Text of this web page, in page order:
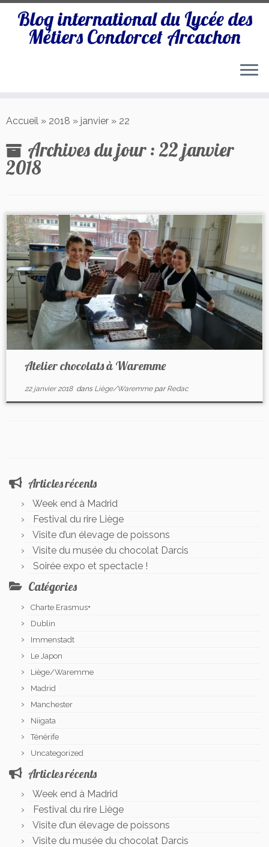
au
Blog international du Lycée des
Métiers Condorcet Arcachon
Accueil » 2018 » janvier » 22
Archives du jour : 22 janvier
2018
Atelier chocolats à Waremme
22 janvier 2018dans Liège/Waremme parRedac
Articles récents
Week end à Madrid
Festival du rire Liège
Visite d’un élevage de poissons
Visite du musée du chocolat Darcis
Soirée expo et spectacle !
Catégories
Charte Erasmus+
Dublin
Immenstadt
Le Japon
Liège/Waremme
Madrid
Manchester
Niigata
Ténérife
Uncategorized
Articles récents
Week end à Madrid
Festival du rire Liège
Visite d’un élevage de poissons
Visite du musée du chocolat Darcis